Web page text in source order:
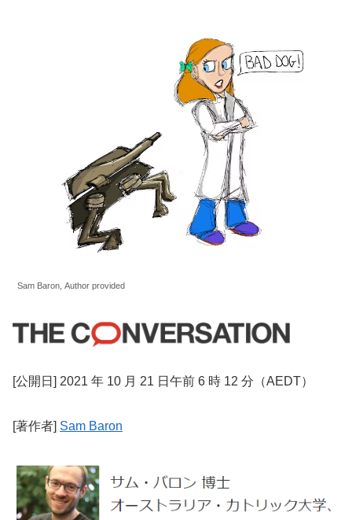
Sam Baron, Author provided
[公開日] 2021 年 10 月 21 日午前 6 時 12 分（AEDT）
[著作者] Sam Baron